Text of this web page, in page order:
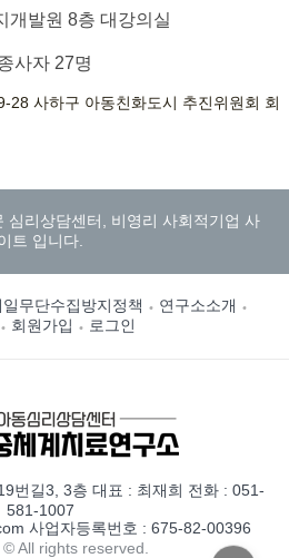
개발원 8층 대강의실
사자 27명
28 사하구 아동친화도시 추진위원회 회
심리상담센터, 비영리 사회적기업 사
트 입니다.
일무단수집방지정책
연구소소개
회원가입 로그인
번길3, 3층 대표 : 최재희 전화 : 051-
581-1007
사업자등록번호 : 675-82-00396
All rights reserved.